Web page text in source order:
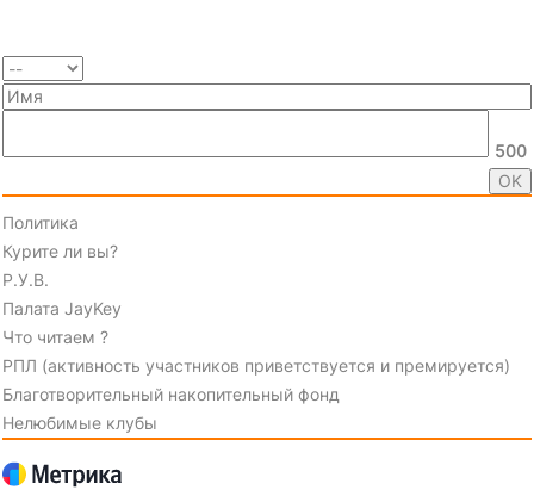
500
Политика
Курите ли вы?
Р.У.В.
Палата JayKey
Что читаем ?
РПЛ (активность участников приветствуется и премируется)
Благотворительный накопительный фонд
Нелюбимые клубы